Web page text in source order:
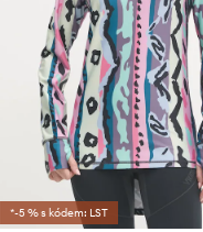
*-5 % s kódem: LST